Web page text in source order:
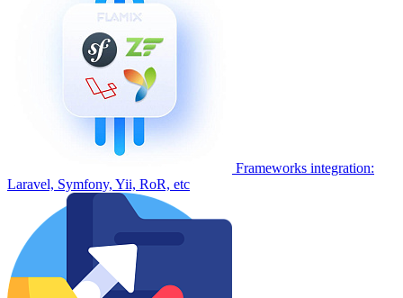
Frameworks integration:
Laravel, Symfony, Yii, RoR, etc